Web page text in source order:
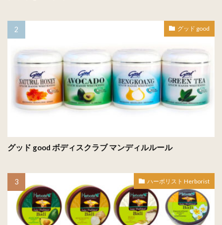
グッド good
グッド good ボディスクラブ マンディルルール
ハーボリスト Herborist